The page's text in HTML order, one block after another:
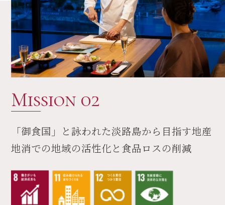
Mission 02
「御食国」と詠われた淡路島から目指す地産
地消での地域の活性化と食品ロスの削減